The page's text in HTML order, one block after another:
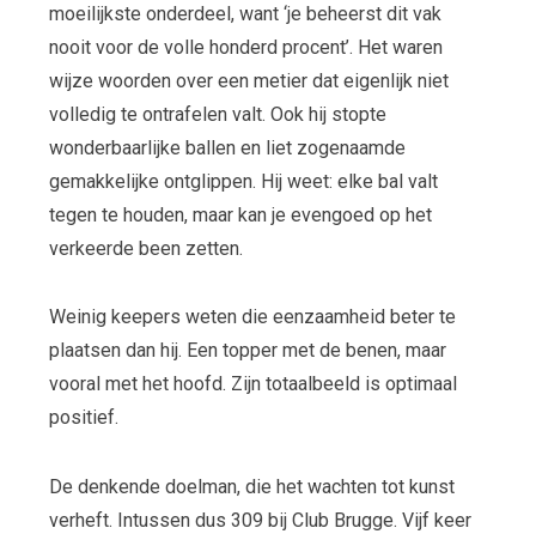
moeilijkste onderdeel, want ‘je beheerst dit vak
nooit voor de volle honderd procent’. Het waren
wijze woorden over een metier dat eigenlijk niet
volledig te ontrafelen valt. Ook hij stopte
wonderbaarlijke ballen en liet zogenaamde
gemakkelijke ontglippen. Hij weet: elke bal valt
tegen te houden, maar kan je evengoed op het
verkeerde been zetten.
Weinig keepers weten die eenzaamheid beter te
plaatsen dan hij. Een topper met de benen, maar
vooral met het hoofd. Zijn totaalbeeld is optimaal
positief.
De denkende doelman, die het wachten tot kunst
verheft. Intussen dus 309 bij Club Brugge. Vijf keer